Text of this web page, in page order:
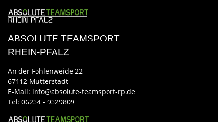
ABSOLUTE TEAMSPORT
RHEIN-PFALZ
An der Fohlenweide 22
67112 Mutterstadt
E-Mail: info@absolute-teamsport-rp.de
Tel: 06234 - 9329809